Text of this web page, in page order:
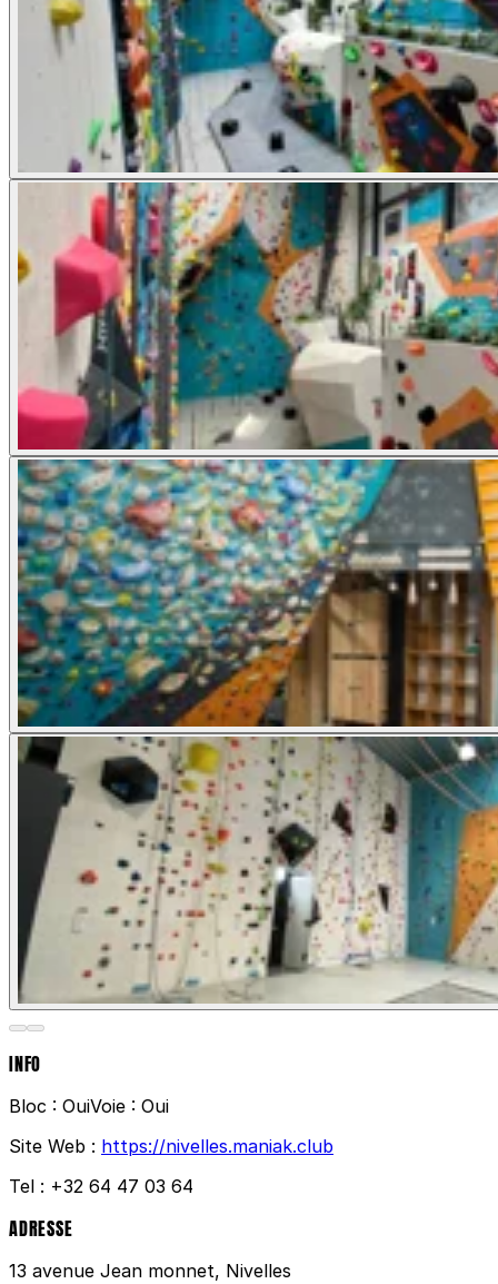
INFO
Bloc : OuiVoie : Oui
Site Web : https://nivelles.maniak.club
Tel : +32 64 47 03 64
ADRESSE
13 avenue Jean monnet, Nivelles